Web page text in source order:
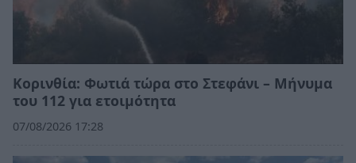
Κορινθία: Φωτιά τώρα στο Στεφάνι – Μήνυμα
του 112 για ετοιμότητα
07/08/2026 17:28